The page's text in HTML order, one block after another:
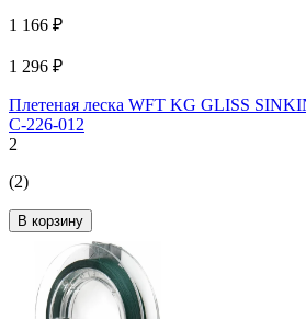
1 166 ₽
1 296 ₽
Плетеная леска WFT KG GLISS
C-226-012
2
(2)
В корзину